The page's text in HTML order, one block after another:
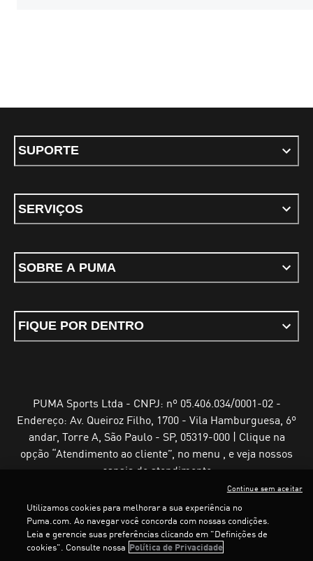
SUPORTE
SERVIÇOS
SOBRE A PUMA
FIQUE POR DENTRO
PUMA Sports Ltda - CNPJ: nº 05.406.034/0001-02 -
Endereço: Av. Queiroz Filho, 1700 - Vila Hamburguesa, 6º
andar, Torre A, São Paulo - SP, 05319-000 | Clique na
opção “Atendimento ao cliente”, no menu , e veja nossos
canais de atendimento
Termos e Condições de UsoPolítica de Privacidade
Configurador de cookies
Utilizamos cookies para melhorar a sua experiência no
Puma.com. Ao navegar você concorda com nossas condições.
Leia e gerencie suas preferências clicando em "Definições de
cookies". Consulte nossa Política de Privacidade
Continue sem aceitar